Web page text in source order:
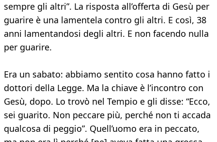
sempre gli altri”. La risposta all’offerta di Gesù per
guarire è una lamentela contro gli altri. E così, 38
anni lamentandosi degli altri. E non facendo nulla
per guarire.
Era un sabato: abbiamo sentito cosa hanno fatto i
dottori della Legge. Ma la chiave è l’incontro con
Gesù, dopo. Lo trovò nel Tempio e gli disse: “Ecco,
sei guarito. Non peccare più, perché non ti accada
qualcosa di peggio”. Quell’uomo era in peccato,